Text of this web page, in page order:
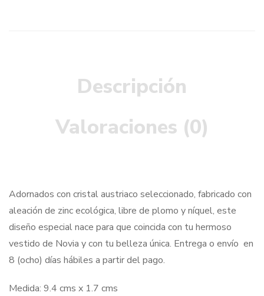
Descripción
Valoraciones (0)
Adornados con cristal austriaco seleccionado, fabricado con
aleación de zinc ecológica, libre de plomo y níquel, este
diseño especial nace para que coincida con tu hermoso
vestido de Novia y con tu belleza única. Entrega o envío en
8 (ocho) días hábiles a partir del pago.
Medida: 9.4 cms x 1.7 cms